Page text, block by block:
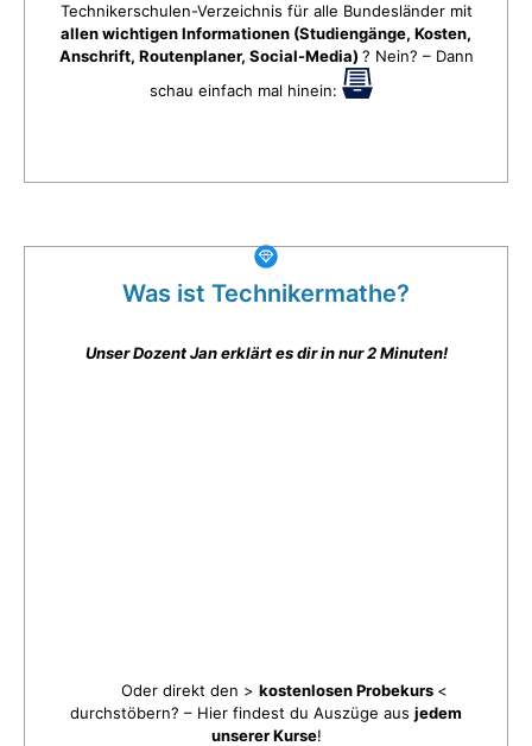
Technikerschulen-Verzeichnis für alle Bundesländer mit
allen wichtigen Informationen (Studiengänge, Kosten,
Anschrift, Routenplaner, Social-Media) ? Nein? – Dann
schau einfach mal hinein:
Was ist Technikermathe?
Unser Dozent Jan erklärt es dir in nur 2 Minuten!
Oder direkt den > kostenlosen Probekurs <
durchstöbern? – Hier findest du Auszüge aus jedem
unserer Kurse!